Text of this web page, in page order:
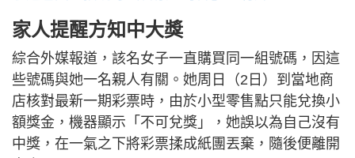
家人提醒方知中大獎
綜合外媒報道，該名女子一直購買同一組號碼，因這
些號碼與她一名親人有關。她周日（2日）到當地商
店核對最新一期彩票時，由於小型零售點只能兌換小
額獎金，機器顯示「不可兌獎」，她誤以為自己沒有
中獎，在一氣之下將彩票揉成紙團丟棄，隨後便離開